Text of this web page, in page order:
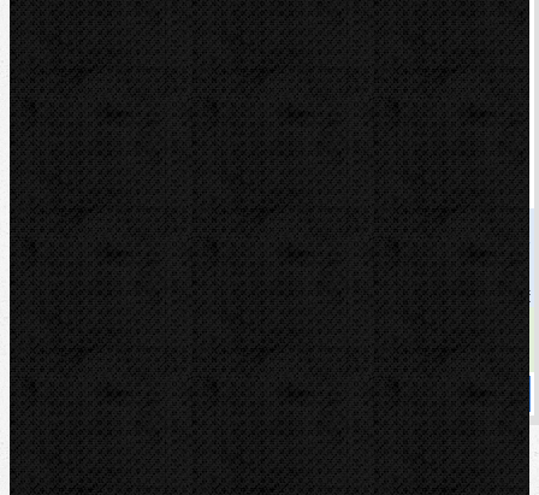
Odhrotovač trubek 6-35mm, HSS
Kód: 1500000237
Cena
999,00 Kč
Cena s DPH
1 208,79 Kč
Dostupnost
skladem
Koupit